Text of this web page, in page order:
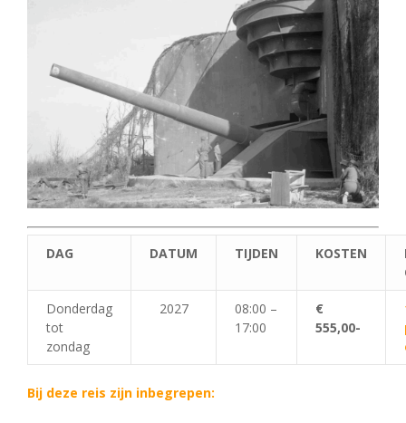
DAG DATUM TIJDEN KOSTEN
Donderdag
tot
zondag
2027
08:00 –
17:00
€
555,00-
Bij deze reis zijn inbegrepen: